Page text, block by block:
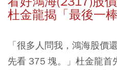
杜金龍揭「最後一
「很多人問我，鴻海股價
先看 375 塊。」杜金龍首